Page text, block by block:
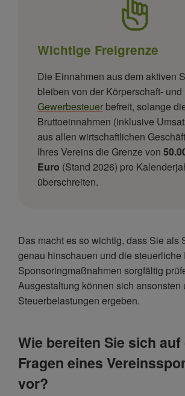
Wichtige Freigrenze
Die Einnahmen aus dem aktiven
bleiben von der Körperschaft- und
Gewerbesteuer befreit, solange
Bruttoeinnahmen (inklusive
aus allen wirtschaftlichen
Ihres Vereins die Grenze von
Euro (Stand 2026) pro
überschreiten.
Das macht es so wichtig, dass Sie als
genau hinschauen und die steuerliche
Sponsoringmaßnahmen sorgfältig
Ausgestaltung können sich ansonsten
Steuerbelastungen ergeben.
Wie bereiten Sie sich auf
Fragen eines
vor?